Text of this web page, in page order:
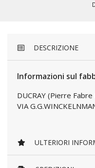
DESCRIZIONE
Informazioni sul
DUCRAY (Pierre
VIA
ULTERIORI